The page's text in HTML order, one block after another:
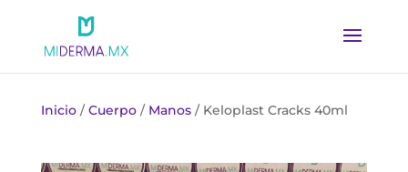
Inicio/Cuerpo/ Manos/ Keloplast Cracks 40ml